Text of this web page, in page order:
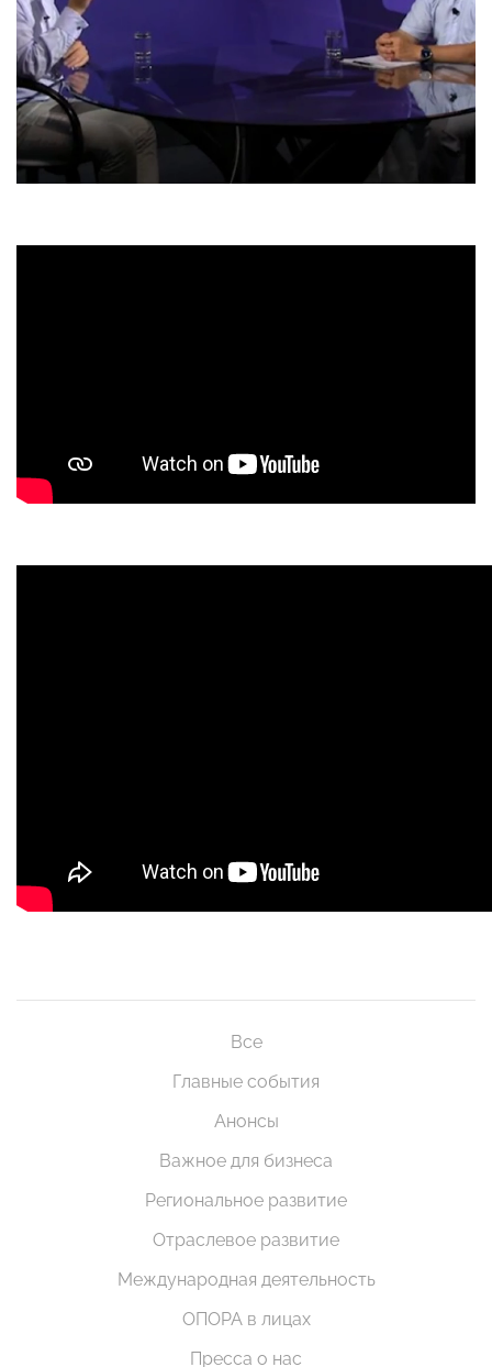
Все
Главные события
Анонсы
Важное для бизнеса
Региональное развитие
Отраслевое развитие
Международная деятельность
ОПОРА в лицах
Пресса о нас